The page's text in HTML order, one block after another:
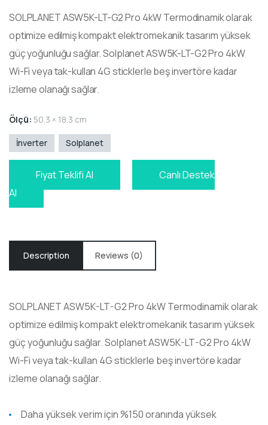
out
SOLPLANET ASW5K-LT-G2 Pro 4kW Termodinamik olarak
optimize edilmiş kompakt elektromekanik tasarım yüksek
güç yoğunluğu sağlar. Solplanet ASW5K-LT-G2 Pro 4kW
Wi-Fi veya tak-kullan 4G sticklerle beş invertöre kadar
izleme olanağı sağlar.
Ölçü: 50.3 × 18.3 cm
İnverter Solplanet
Fiyat Teklifi Al
Canlı Destek
Al
Description Reviews (0)
SOLPLANET ASW5K-LT-G2 Pro 4kW Termodinamik olarak
optimize edilmiş kompakt elektromekanik tasarım yüksek
güç yoğunluğu sağlar. Solplanet ASW5K-LT-G2 Pro 4kW
Wi-Fi veya tak-kullan 4G sticklerle beş invertöre kadar
izleme olanağı sağlar.
Daha yüksek verim için %150 oranında yüksek